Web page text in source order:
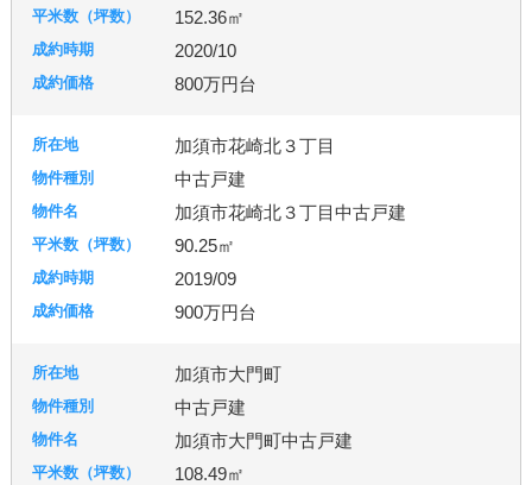
152.36㎡
2020/10
800万円台
加須市花崎北３丁目
中古戸建
加須市花崎北３丁目中古戸建
90.25㎡
2019/09
900万円台
加須市大門町
中古戸建
加須市大門町中古戸建
108.49㎡